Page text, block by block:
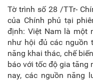
Tờ trình số 28 /TTr-
của Chính phủ tại
định: Việt Nam là một
như hội đủ các nguồn
năng khai thác, chế
báo với tốc độ gia tăng
nay, các nguồn năng